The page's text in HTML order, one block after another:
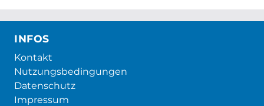
INFOS
Kontakt
Nutzungsbedingungen
Datenschutz
Impressum